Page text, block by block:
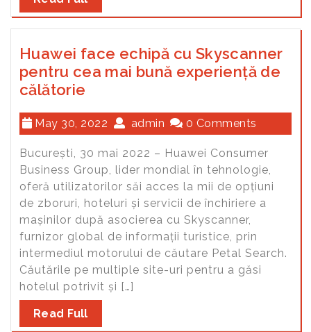
Huawei face echipă cu Skyscanner
pentru cea mai bună experiență de
călătorie
May 30, 2022 admin 0 Comments
București, 30 mai 2022 – Huawei Consumer
Business Group, lider mondial în tehnologie,
oferă utilizatorilor săi acces la mii de opțiuni
de zboruri, hoteluri și servicii de închiriere a
mașinilor după asocierea cu Skyscanner,
furnizor global de informații turistice, prin
intermediul motorului de căutare Petal Search.
Căutările pe multiple site-uri pentru a găsi
hotelul potrivit și […]
Read Full